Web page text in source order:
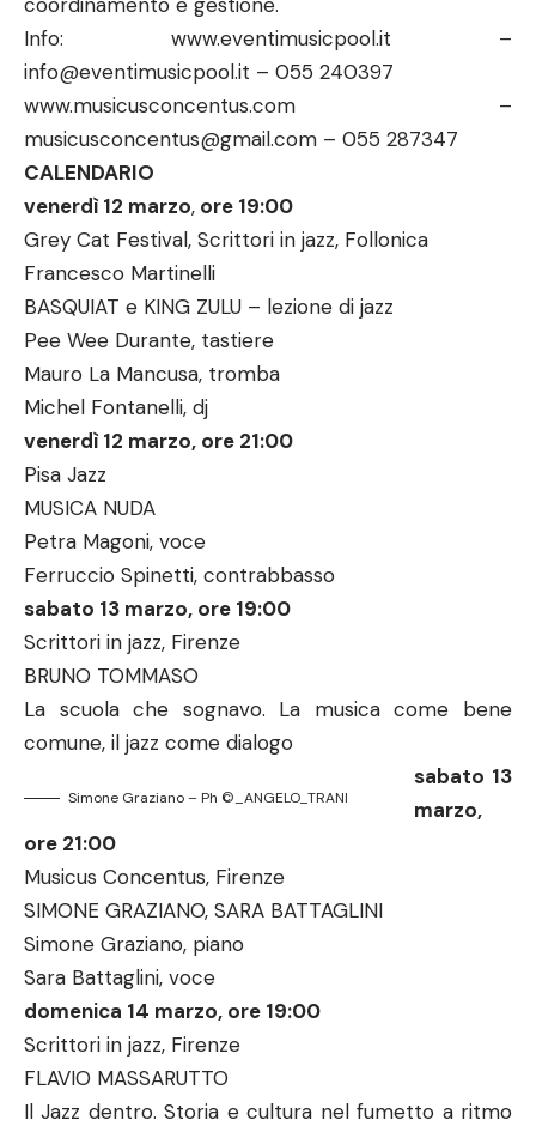
Info: www.eventimusicpool.it –
info@eventimusicpool.it – 055 240397
www.musicusconcentus.com –
musicusconcentus@gmail.com – 055 287347
CALENDARIO
venerdì 12 marzo, ore 19:00
Grey Cat Festival, Scrittori in jazz, Follonica
Francesco Martinelli
BASQUIAT e KING ZULU – lezione di jazz
Pee Wee Durante, tastiere
Mauro La Mancusa, tromba
Michel Fontanelli, dj
venerdì 12 marzo, ore 21:00
Pisa Jazz
MUSICA NUDA
Petra Magoni, voce
Ferruccio Spinetti, contrabbasso
sabato 13 marzo, ore 19:00
Scrittori in jazz, Firenze
BRUNO TOMMASO
La scuola che sognavo. La musica come bene
comune, il jazz come dialogo
Simone Graziano – Ph ©_ANGELO_TRANI
sabato 13
marzo,
ore 21:00
Musicus Concentus, Firenze
SIMONE GRAZIANO, SARA BATTAGLINI
Simone Graziano, piano
Sara Battaglini, voce
domenica 14 marzo, ore 19:00
Scrittori in jazz, Firenze
FLAVIO MASSARUTTO
Il Jazz dentro. Storia e cultura nel fumetto a ritmo